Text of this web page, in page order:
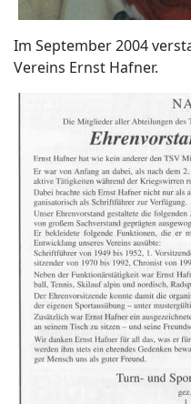
Im September 2004
Vereins Ernst Hafner.